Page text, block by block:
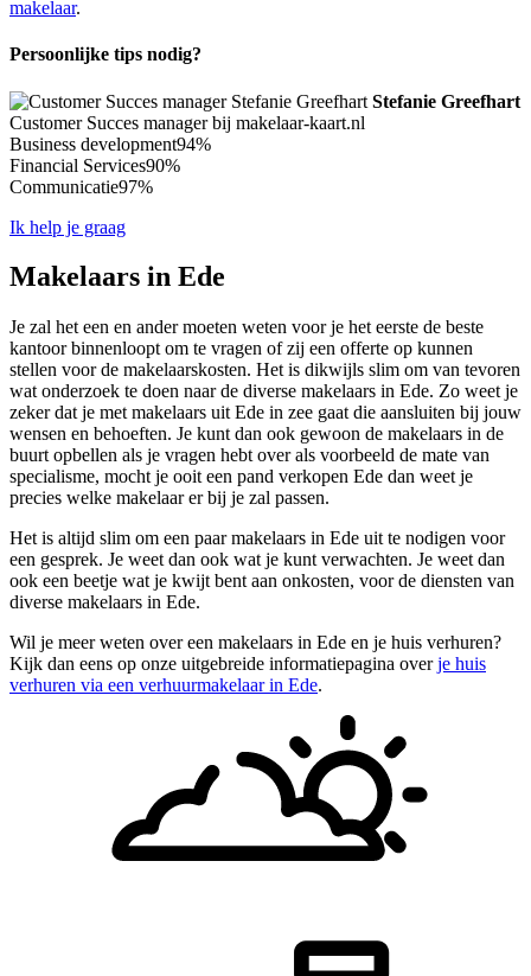
makelaar.
Persoonlijke tips nodig?
Stefanie Greefhart
Customer Succes manager bij makelaar-kaart.nl
Business development94%
Financial Services90%
Communicatie97%
Ik help je graag
Makelaars in Ede
Je zal het een en ander moeten weten voor je het eerste de beste
kantoor binnenloopt om te vragen of zij een offerte op kunnen
stellen voor de makelaarskosten. Het is dikwijls slim om van tevoren
wat onderzoek te doen naar de diverse makelaars in Ede. Zo weet je
zeker dat je met makelaars uit Ede in zee gaat die aansluiten bij jouw
wensen en behoeften. Je kunt dan ook gewoon de makelaars in de
buurt opbellen als je vragen hebt over als voorbeeld de mate van
specialisme, mocht je ooit een pand verkopen Ede dan weet je
precies welke makelaar er bij je zal passen.
Het is altijd slim om een paar makelaars in Ede uit te nodigen voor
een gesprek. Je weet dan ook wat je kunt verwachten. Je weet dan
ook een beetje wat je kwijt bent aan onkosten, voor de diensten van
diverse makelaars in Ede.
Wil je meer weten over een makelaars in Ede en je huis verhuren?
Kijk dan eens op onze uitgebreide informatiepagina overje huis
verhuren via een verhuurmakelaar in Ede.